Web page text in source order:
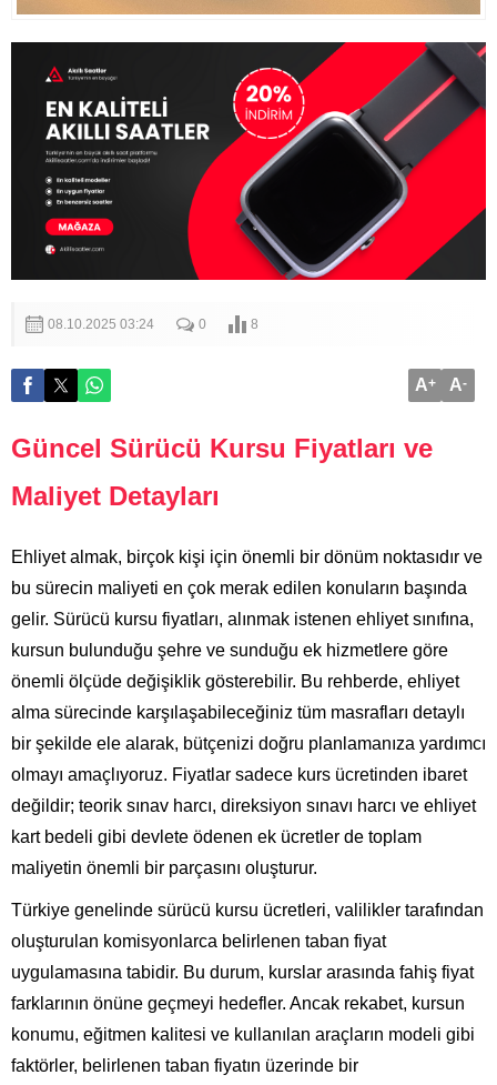
08.10.2025 03:24 0 8
A+ A-
Güncel Sürücü Kursu Fiyatları ve
Maliyet Detayları
Ehliyet almak, birçok kişi için önemli bir dönüm noktasıdır ve
bu sürecin maliyeti en çok merak edilen konuların başında
gelir. Sürücü kursu fiyatları, alınmak istenen ehliyet sınıfına,
kursun bulunduğu şehre ve sunduğu ek hizmetlere göre
önemli ölçüde değişiklik gösterebilir. Bu rehberde, ehliyet
alma sürecinde karşılaşabileceğiniz tüm masrafları detaylı
bir şekilde ele alarak, bütçenizi doğru planlamanıza yardımcı
olmayı amaçlıyoruz. Fiyatlar sadece kurs ücretinden ibaret
değildir; teorik sınav harcı, direksiyon sınavı harcı ve ehliyet
kart bedeli gibi devlete ödenen ek ücretler de toplam
maliyetin önemli bir parçasını oluşturur.
Türkiye genelinde sürücü kursu ücretleri, valilikler tarafından
oluşturulan komisyonlarca belirlenen taban fiyat
uygulamasına tabidir. Bu durum, kurslar arasında fahiş fiyat
farklarının önüne geçmeyi hedefler. Ancak rekabet, kursun
konumu, eğitmen kalitesi ve kullanılan araçların modeli gibi
faktörler, belirlenen taban fiyatın üzerinde bir